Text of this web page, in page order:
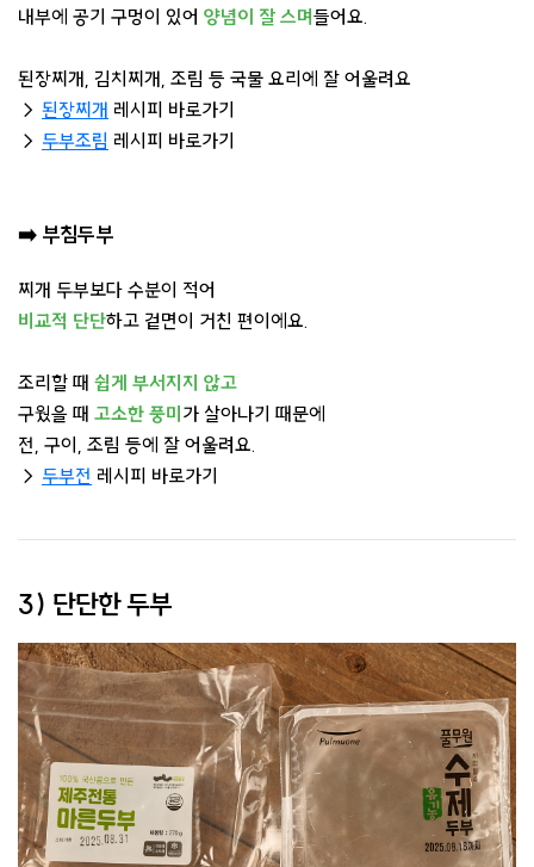
내부에 공기 구멍이 있어 양념이 잘 스며들어요.
된장찌개, 김치찌개, 조림 등 국물 요리에 잘 어울려요
→ 된장찌개 레시피 바로가기
→ 두부조림 레시피 바로가기
➡️ 부침두부
찌개 두부보다 수분이 적어
비교적 단단하고 겉면이 거친 편이에요.
조리할 때 쉽게 부서지지 않고
구웠을 때 고소한 풍미 가 살아나기 때문에
전, 구이, 조림 등에 잘 어울려요.
→ 두부전 레시피 바로가기
3) 단단한 두부